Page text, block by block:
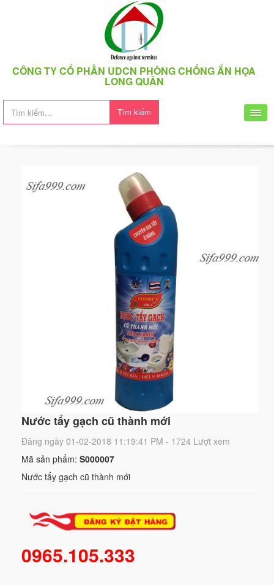
CÔNG TY CỔ PHẦN UDCN PHÒNG CHỐNG ẨN HỌA
LONG QUÂN
Tìm kiếm
Nước tẩy gạch cũ thành mới
Đăng ngày 01-02-2018 11:19:41 PM - 1724 Lượt xem
Mã sản phẩm: S000007
Nước tẩy gạch cũ thành mới
0965.105.333